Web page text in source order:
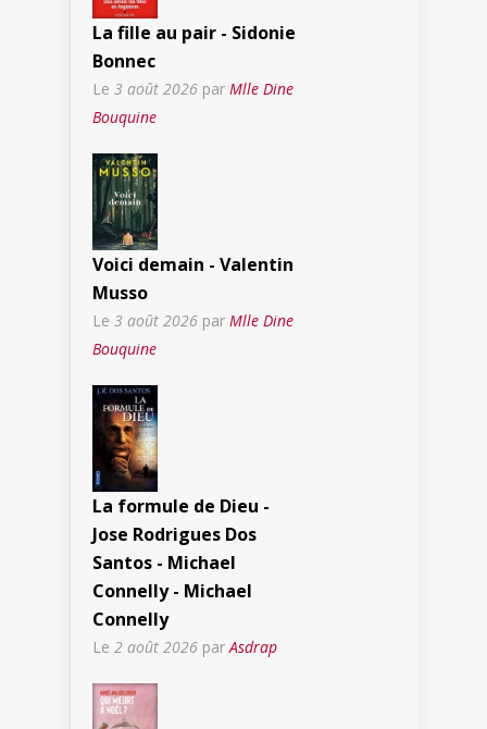
La fille au pair - Sidonie
Bonnec
Le 3 août 2026 par Mlle Dine
Bouquine
Voici demain - Valentin
Musso
Le 3 août 2026 par Mlle Dine
Bouquine
La formule de Dieu -
Jose Rodrigues Dos
Santos - Michael
Connelly - Michael
Connelly
Le 2 août 2026 parAsdrap